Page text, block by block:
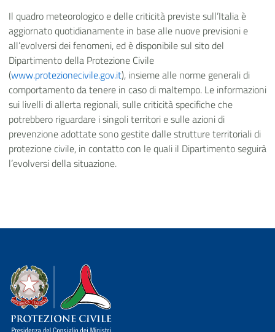
Il quadro meteorologico e delle criticità previste sull’Italia è
aggiornato quotidianamente in base alle nuove previsioni e
all’evolversi dei fenomeni, ed è disponibile sul sito del
Dipartimento della Protezione Civile
(www.protezionecivile.gov.it), insieme alle norme generali di
comportamento da tenere in caso di maltempo. Le informazioni
sui livelli di allerta regionali, sulle criticità specifiche che
potrebbero riguardare i singoli territori e sulle azioni di
prevenzione adottate sono gestite dalle strutture territoriali di
protezione civile, in contatto con le quali il Dipartimento seguirà
l’evolversi della situazione.
Dipartimento della Protezione Civile